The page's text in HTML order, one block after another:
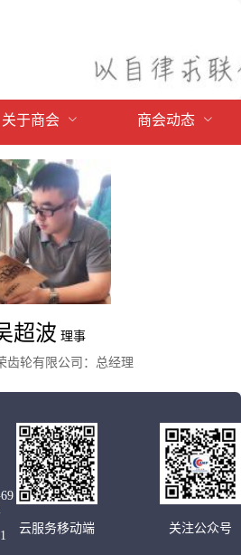
关于商会 商会动态
超波 理事
齿轮有限公司：总经理
云服务移动端 关注公众号